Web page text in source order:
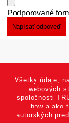
Podporované
Všetky údaje,
webových
spoločnosti
how a ako
autorských